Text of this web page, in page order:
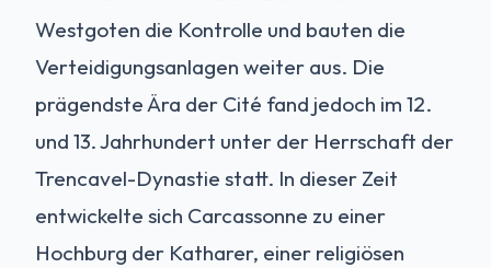
Westgoten die Kontrolle und bauten die
Verteidigungsanlagen weiter aus. Die
prägendste Ära der Cité fand jedoch im 12.
und 13. Jahrhundert unter der Herrschaft der
Trencavel-Dynastie statt. In dieser Zeit
entwickelte sich Carcassonne zu einer
Hochburg der Katharer, einer religiösen